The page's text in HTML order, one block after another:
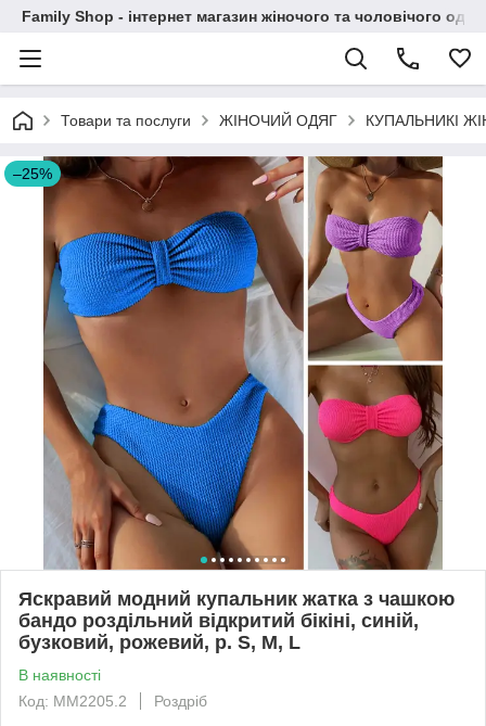
Family Shop - інтернет магазин жіночого та чоловічого
Товари та послуги ЖІНОЧИЙ ОДЯГ КУПАЛЬНИКІ
–25%
Яскравий модний купальник жатка з чашкою
бандо роздільний відкритий бікіні, синій,
бузковий, рожевий, р. S, M, L
В наявності
Код: MM2205.2
Роздріб